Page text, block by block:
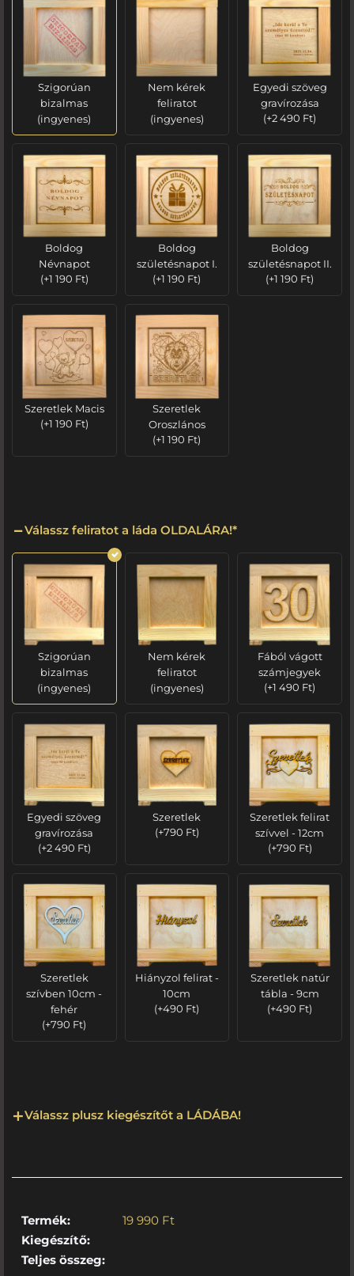
Szigorúan
bizalmas
(ingyenes)
Nem kérek
feliratot
(ingyenes)
Egyedi szöveg
gravírozása
(+2 490 Ft)
Boldog
Névnapot
(+1 190 Ft)
Boldog
születésnapot I.
(+1 190 Ft)
Boldog
születésnapot II.
(+1 190 Ft)
Szeretlek Macis
(+1 190 Ft)
Szeretlek
Oroszlános
(+1 190 Ft)
Válassz feliratot a láda OLDALÁRA!*
Szigorúan
bizalmas
(ingyenes)
Nem kérek
feliratot
(ingyenes)
Fából vágott
számjegyek
(+1 490 Ft)
Egyedi szöveg
gravírozása
(+2 490 Ft)
Szeretlek
(+790 Ft)
Szeretlek felirat
szívvel - 12cm
(+790 Ft)
Szeretlek
szívben 10cm -
fehér
(+790 Ft)
Hiányzol felirat -
10cm
(+490 Ft)
Szeretlek natúr
tábla - 9cm
(+490 Ft)
Válassz plusz kiegészítőt a LÁDÁBA!
Termék: 19 990 Ft
Kiegészítő:
Teljes összeg: